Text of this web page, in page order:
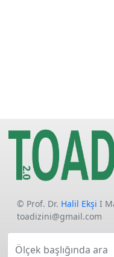
© Prof. Dr. Halil Ekşi I
toadizini@gmail.com
Ölçek başlığında ara